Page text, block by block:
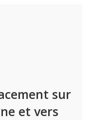
sur
et vers